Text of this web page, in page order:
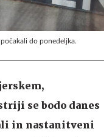
do ponedeljka.
se bodo danes
in nastanitveni